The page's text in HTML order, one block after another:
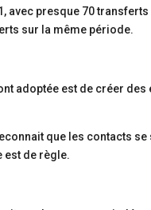
avec presque 70
sur la même période.
adoptée est de créer
que les contacts
est de règle.